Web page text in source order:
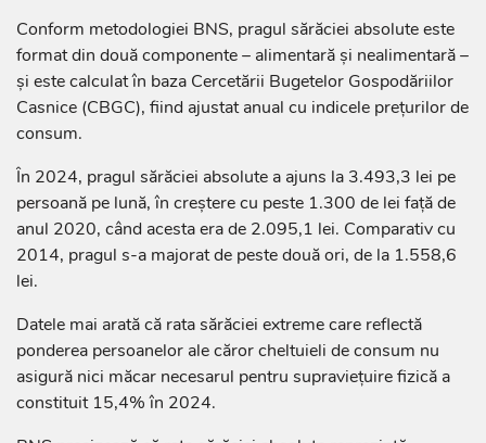
Conform metodologiei BNS, pragul sărăciei absolute este
format din două componente – alimentară și nealimentară –
și este calculat în baza Cercetării Bugetelor Gospodăriilor
Casnice (CBGC), fiind ajustat anual cu indicele prețurilor de
consum.
În 2024, pragul sărăciei absolute a ajuns la 3.493,3 lei pe
persoană pe lună, în creștere cu peste 1.300 de lei față de
anul 2020, când acesta era de 2.095,1 lei. Comparativ cu
2014, pragul s-a majorat de peste două ori, de la 1.558,6
lei.
Datele mai arată că rata sărăciei extreme care reflectă
ponderea persoanelor ale căror cheltuieli de consum nu
asigură nici măcar necesarul pentru supraviețuire fizică a
constituit 15,4% în 2024.